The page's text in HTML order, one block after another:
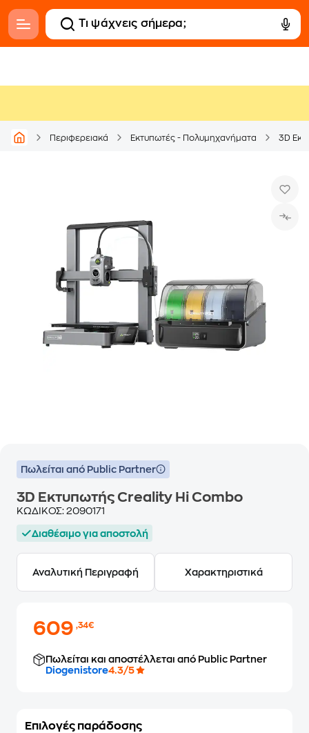
Περιφερειακά Εκτυπωτές - Πολυμηχανήματα 3D
Πωλείται από Public Partner
3D Εκτυπωτής Creality Hi Combo
ΚΩΔΙΚΟΣ: 2090171
Διαθέσιμο για αποστολή
Αναλυτική Περιγραφή Χαρακτηριστικά
609,34€
Πωλείται και αποστέλλεται από Public Partner
Diogenistore4.3/5
Επιλογές παράδοσης